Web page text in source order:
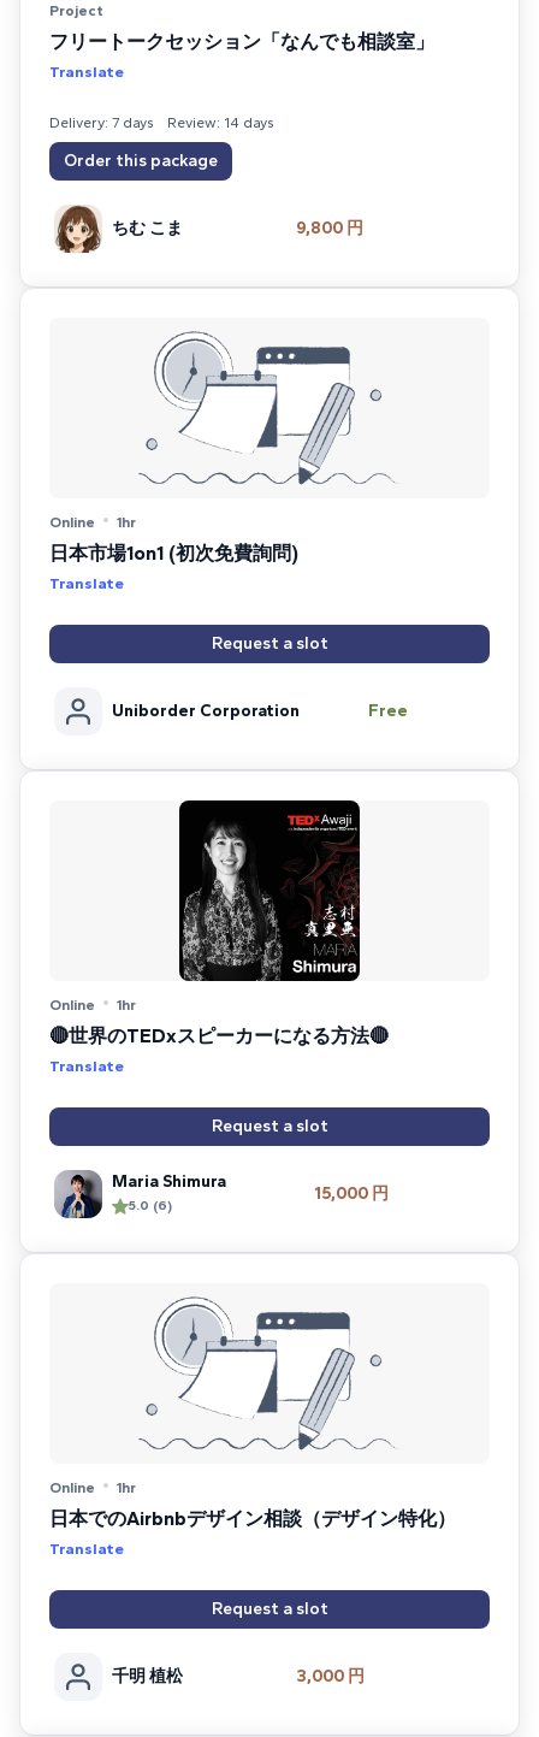
Project
フリートークセッション「なんでも相談室」
Translate
Delivery: 7 days Review: 14 days
Order this package
ちむ こま 9,800 円
Online 1hr
日本市場1on1 (初次免費詢問)
Translate
Request a slot
Uniborder Corporation Free
Online 1hr
🔴世界のTEDxスピーカーになる方法🔴
Translate
Request a slot
Maria Shimura
5.0 (6)
15,000 円
Online 1hr
日本でのAirbnbデザイン相談（デザイン特化）
Translate
Request a slot
千明 植松 3,000 円